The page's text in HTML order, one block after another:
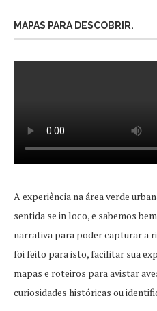
MAPAS PARA DESCOBRIR.
A experiência na área verde
sentida se in loco, e sabemos
narrativa para poder capturar a
foi feito para isto, facilitar sua
mapas e roteiros para avistar
curiosidades históricas ou